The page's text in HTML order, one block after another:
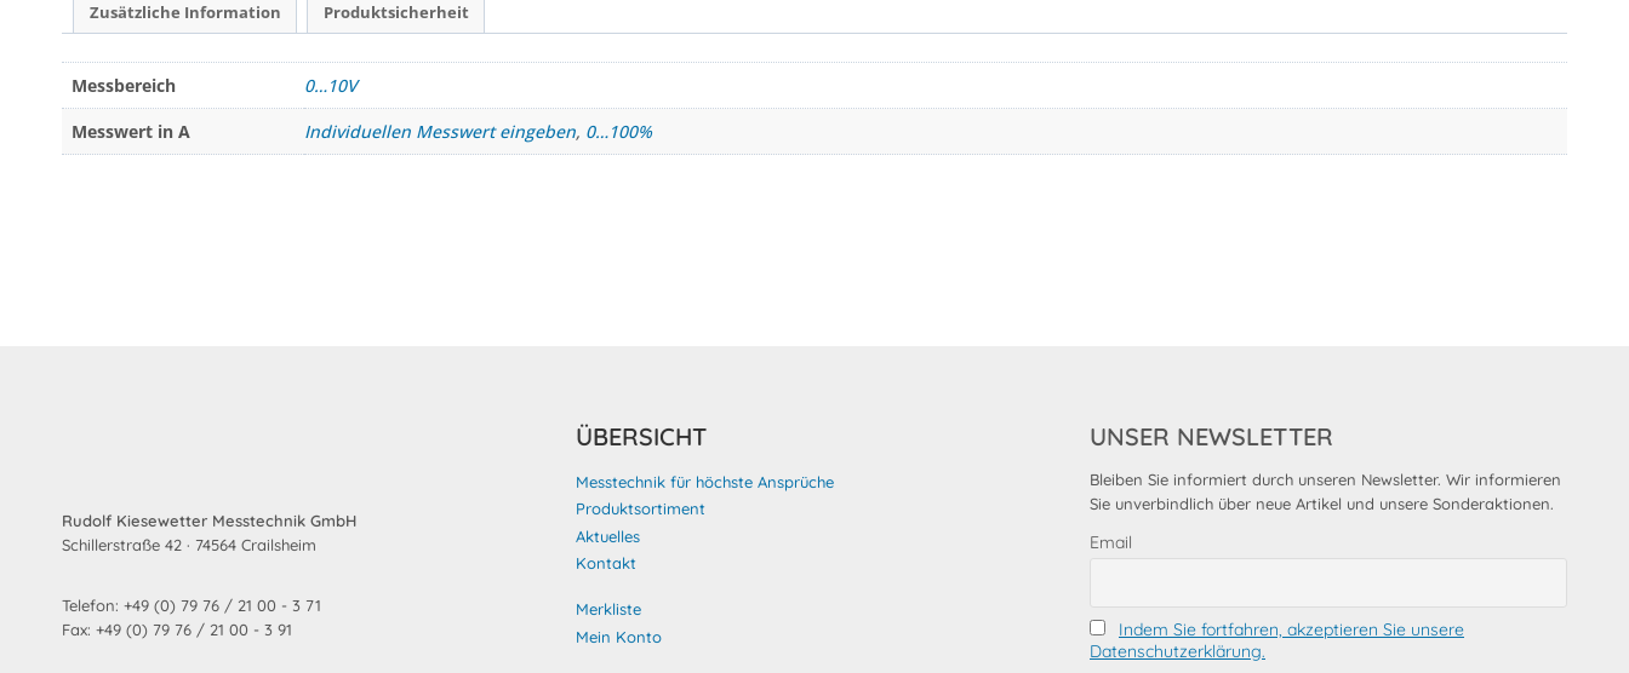
Zusätzliche Information Produktsicherheit
Messbereich
0…10V
Messwert in A
Individuellen Messwert eingeben, 0…100%
Rudolf Kiesewetter Messtechnik GmbH
Schillerstraße 42 · 74564 Crailsheim
Telefon: +49 (0) 79 76 / 21 00 - 3 71
Fax: +49 (0) 79 76 / 21 00 - 3 91
ÜBERSICHT
Messtechnik für höchste Ansprüche
Produktsortiment
Aktuelles
Kontakt
Merkliste
Mein Konto
UNSER NEWSLETTER
Bleiben Sie informiert durch unseren Newsletter. Wir informieren
Sie unverbindlich über neue Artikel und unsere Sonderaktionen.
Email
Indem Sie fortfahren, akzeptieren Sie unsere
Datenschutzerklärung.